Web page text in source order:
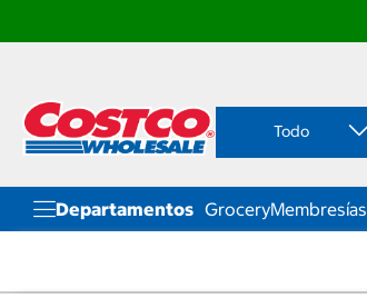
contenido
menú
navegación
Todo
Departamentos GroceryMembresías